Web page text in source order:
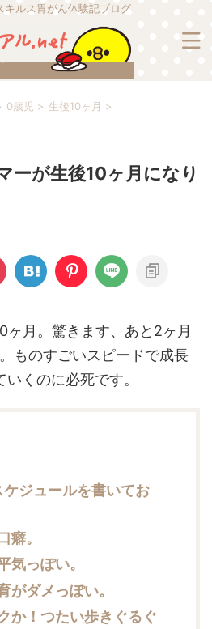
キルス胃がん体験記ブログ
0歳児 > 生後10ヶ月 >
ーが生後10ヶ月になり
ヶ月。驚きます、あと2ヶ月
ものすごいスピードで成長
くのに必死です。
ジュールを書いてお
癖。
気っぽい。
がダメっぽい。
か！つたい歩きぐるぐ